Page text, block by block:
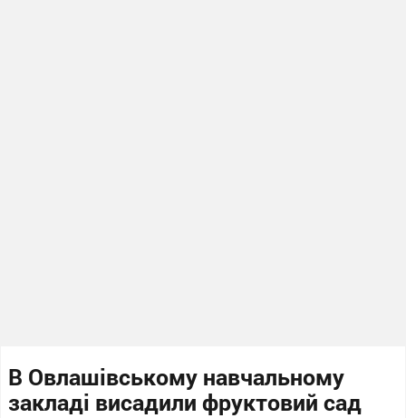
В Овлашівському навчальному
закладі висадили фруктовий сад